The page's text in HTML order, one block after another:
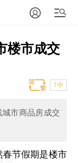
楼市成交
T中
市商品房成交
春节假期是楼市